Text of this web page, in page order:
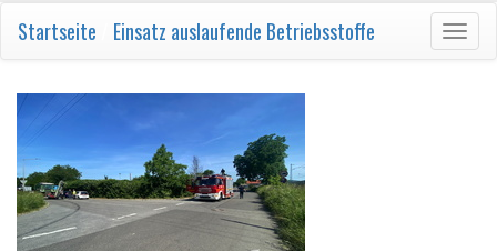
Startseite Einsatz auslaufende Betriebsstoffe